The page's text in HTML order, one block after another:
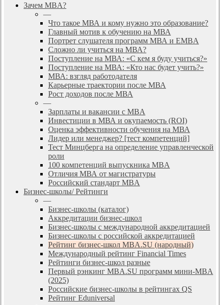
search
Menu
Зачем MBA?
—
Что такое МВА и кому нужно это образование?
Главный мотив к обучению на МВА
Портрет слушателя программ МВА и EMBA
Сложно ли учиться на МВА?
Поступление на МВА: «С кем я буду учиться?»
Поступление на МВА: «Кто нас будет учить?»
МВА: взгляд работодателя
Карьерные траектории после МВА
Рост доходов после МВА
—
Зарплаты и вакансии с MBA
Инвестиции в МВА и окупаемость (ROI)
Оценка эффективности обучения на МВА
Лидер или менеджер? [тест компетенций]
Тест Минцберга на определение управленческой
роли
100 компетенций выпускника MBA
Отличия МВА от магистратуры
Российский стандарт MBA
Бизнес-школы/ Рейтинги
—
Бизнес-школы (каталог)
Аккредитации бизнес-школ
Бизнес-школы с международной аккредитацией
Бизнес-школы с российской аккредитацией
Рейтинг бизнес-школ MBA.SU (народный)
Международный рейтинг Financial Times
Рейтинги бизнес-школ разные
Первый рэнкинг MBA.SU программ мини-MBA
(2025)
Российские бизнес-школы в рейтингах QS
Рейтинг Eduniversal